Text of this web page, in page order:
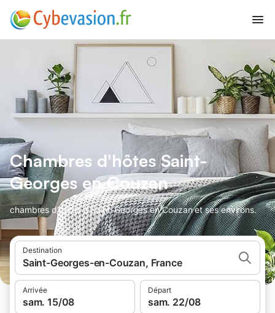
Chambres d'hôtes Saint-
Georges en Couzan
chambres d'hôtes à Saint-Georges en Couzan et ses environs.
Destination
Saint-Georges-en-Couzan, France
Arrivée
sam. 15/08
Départ
sam. 22/08